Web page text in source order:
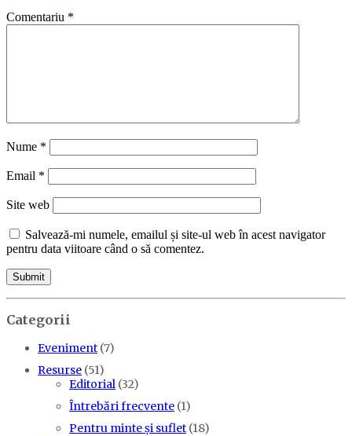
Comentariu *
Nume *
Email *
Site web
Salvează-mi numele, emailul și site-ul web în acest navigator
pentru data viitoare când o să comentez.
Categorii
Eveniment (7)
Resurse (51)
Editorial (32)
Întrebări frecvente (1)
Pentru minte și suflet (18)